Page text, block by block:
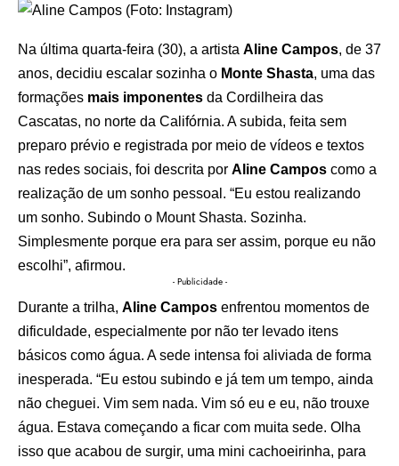
Na última quarta-feira (30), a artista Aline Campos, de 37
anos, decidiu escalar sozinha o Monte Shasta, uma das
formações mais imponentes da Cordilheira das
Cascatas, no norte da Califórnia. A subida, feita sem
preparo prévio e registrada por meio de vídeos e textos
nas redes sociais, foi descrita por Aline Campos como a
realização de um sonho pessoal. “Eu estou realizando
um sonho. Subindo o Mount Shasta. Sozinha.
Simplesmente porque era para ser assim, porque eu não
escolhi”, afirmou.
- Publicidade -
Durante a trilha, Aline Campos enfrentou momentos de
dificuldade, especialmente por não ter levado itens
básicos como água. A sede intensa foi aliviada de forma
inesperada. “Eu estou subindo e já tem um tempo, ainda
não cheguei. Vim sem nada. Vim só eu e eu, não trouxe
água. Estava começando a ficar com muita sede. Olha
isso que acabou de surgir, uma mini cachoeirinha, para